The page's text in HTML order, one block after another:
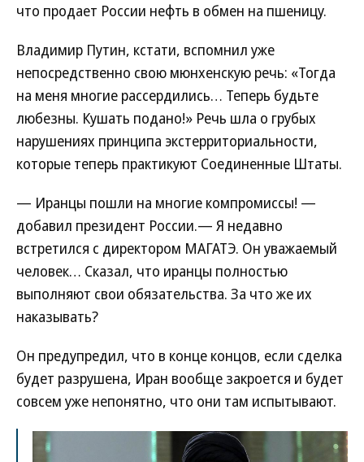
что продает России нефть в обмен на пшеницу.
Владимир Путин, кстати, вспомнил уже
непосредственно свою мюнхенскую речь: «Тогда
на меня многие рассердились… Теперь будьте
любезны. Кушать подано!» Речь шла о грубых
нарушениях принципа экстерриториальности,
которые теперь практикуют Соединенные Штаты.
— Иранцы пошли на многие компромиссы! —
добавил президент России.— Я недавно
встретился с директором МАГАТЭ. Он уважаемый
человек… Сказал, что иранцы полностью
выполняют свои обязательства. За что же их
наказывать?
Он предупредил, что в конце концов, если сделка
будет разрушена, Иран вообще закроется и будет
совсем уже непонятно, что они там испытывают.